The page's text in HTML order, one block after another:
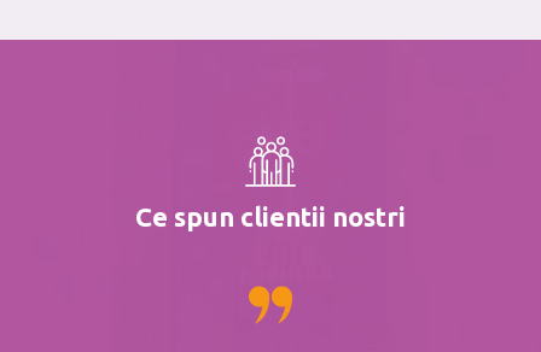
Ce spun clientii nostri